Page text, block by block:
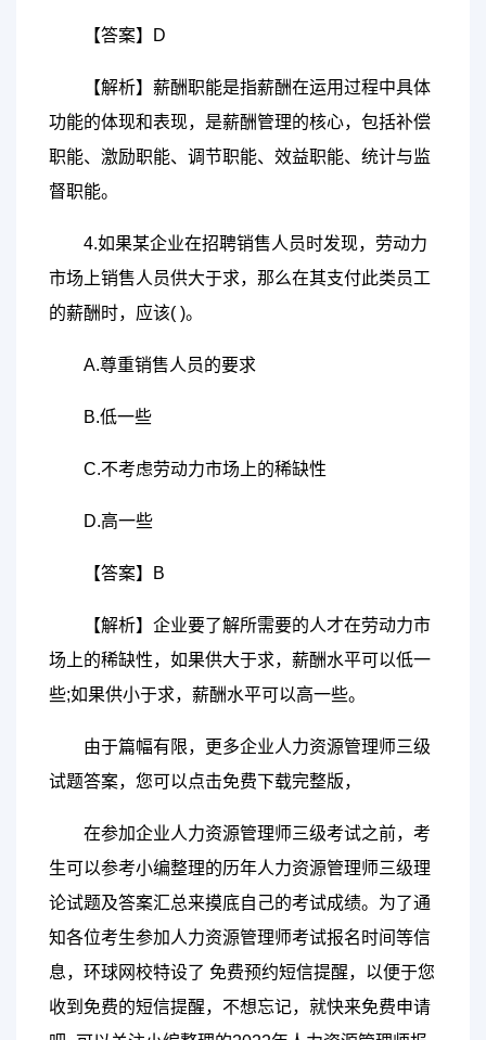
【答案】D
【解析】薪酬职能是指薪酬在运用过程中具体
功能的体现和表现，是薪酬管理的核心，包括补偿
职能、激励职能、调节职能、效益职能、统计与监
督职能。
4.如果某企业在招聘销售人员时发现，劳动力
市场上销售人员供大于求，那么在其支付此类员工
的薪酬时，应该( )。
A.尊重销售人员的要求
B.低一些
C.不考虑劳动力市场上的稀缺性
D.高一些
【答案】B
【解析】企业要了解所需要的人才在劳动力市
场上的稀缺性，如果供大于求，薪酬水平可以低一
些;如果供小于求，薪酬水平可以高一些。
由于篇幅有限，更多企业人力资源管理师三级
试题答案，您可以点击免费下载完整版，
在参加企业人力资源管理师三级考试之前，考
生可以参考小编整理的历年人力资源管理师三级理
论试题及答案汇总来摸底自己的考试成绩。为了通
知各位考生参加人力资源管理师考试报名时间等信
息，环球网校特设了 免费预约短信提醒，以便于您
收到免费的短信提醒，不想忘记，就快来免费申请